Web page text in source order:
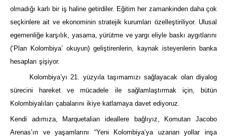
olmadığı karlı bir iş haline getirdiler. Eğitim her zamankinden daha çok
seçkinlere ait ve ekonominin stratejik kurumları özelleştiriliyor. Ulusal
egemenliğe karşılık, yasama, yürütme ve yargı eliyle baskı aygıtlarını
(‘Plan Kolombiya’ okuyun) geliştirenlerin, kaynak isteyenlerin banka
hesapları şişiyor.
Kolombiya’yı 21. yüzyıla taşımamızı sağlayacak olan diyalog
sürecini hareket ve mücadele ile sağlamlaştırmak için, bütün
Kolombiyalıları çabalarını ikiye katlamaya davet ediyoruz.
Kendi adımıza, Marquetalian ideallere bağlıyız, Komutan Jacobo
Arenas’ın ve yaşamlarını “Yeni Kolombiya’ya uzanan yollar inşa